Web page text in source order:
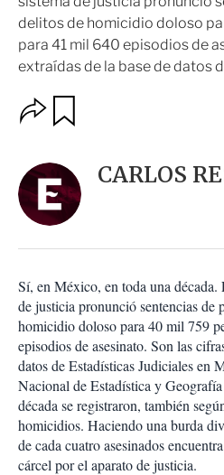
delitos de homicidio doloso
para 41 mil 640 episodios de
extraídas de la base de datos
O
p
n
e
s
o
m
p
a
r
i
r
a
r
CARLOS
Sí, en México, en toda una
de justicia pronunció sentencias de
homicidio doloso para 40 mil 759
episodios de asesinato. Son las
datos de Estadísticas Judiciales en
Nacional de Estadística y
década se registraron, también
homicidios. Haciendo una burda
de cada cuatro asesinados
cárcel por el aparato de justicia.